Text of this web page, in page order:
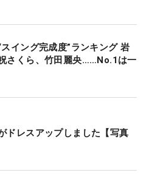
イング完成度”ランキング 岩
さくら、竹田麗央……No.1は一
ドレスアップしました【写真